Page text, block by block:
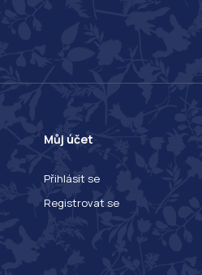
Můj účet
Přihlásit se
Registrovat se